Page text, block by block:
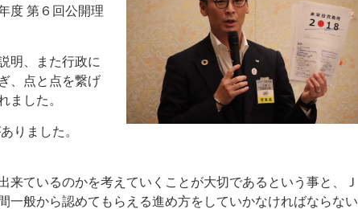
度 第６回公開理
明、また行政に
、点と点を繋げ
ました。
りました。
来ているのかを考えていくことが大切であるという事と、Ｊ
一般から認めてもらえる進め方をしていかなければならない